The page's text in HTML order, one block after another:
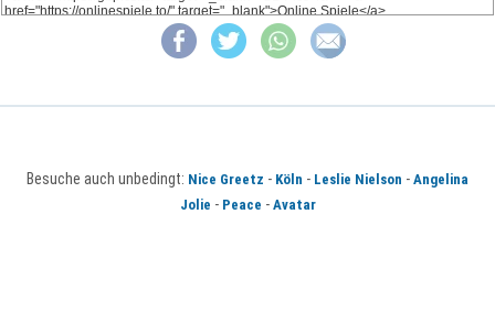
Besuche auch unbedingt: Nice Greetz - Köln - Leslie Nielson - Angelina
Jolie - Peace - Avatar